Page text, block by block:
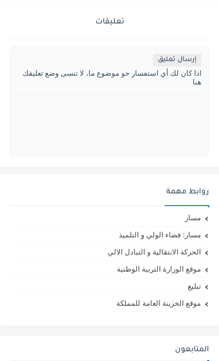
تعليقات
إرسال تعليق
اذا كان لك أي استفسار حو موضوع ما، لا تنسى وضع تعليقك
هنا
روابط مهمة
مسار
مسار: فضاء الولي و التلميذ
الحركة الانتقالية و التبادل الالي
موقع الوزارة التربية الوطنية
تبليغ
موقع الخزينة العامة للمملكة
المتابعون